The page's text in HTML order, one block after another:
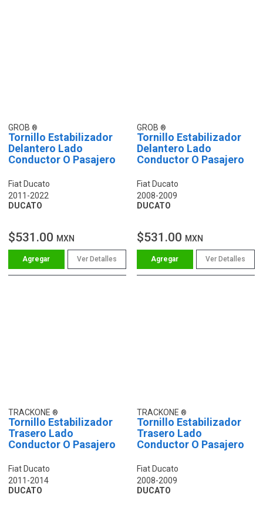
GROB
Tornillo Estabilizador
Delantero Lado
Conductor O Pasajero
Fiat Ducato
2011-2022
DUCATO
$531.00 MXN
Ver Detalles
GROB
Tornillo Estabilizador
Delantero Lado
Conductor O Pasajero
Fiat Ducato
2008-2009
DUCATO
$531.00 MXN
Ver Detalles
TRACKONE
Tornillo Estabilizador
Trasero Lado
Conductor O Pasajero
Fiat Ducato
2011-2014
DUCATO
TRACKONE
Tornillo Estabilizador
Trasero Lado
Conductor O Pasajero
Fiat Ducato
2008-2009
DUCATO